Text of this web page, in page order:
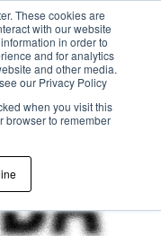
These cookies are
with our website
in order to
and for analytics
and other media.
our Privacy Policy
when you visit this
browser to remember